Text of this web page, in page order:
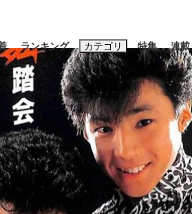
ランキング カテゴリ
ープ ニュース エンタ
特集 連載
おすすめのキーワードタグ一覧
#藤田晋 #三山凌輝 #高市早苗
#玉木雄一郎
#亀和田武